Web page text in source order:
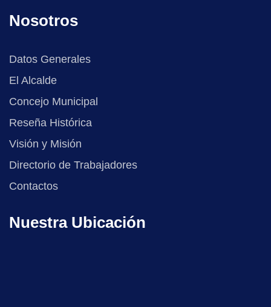
Nosotros
Datos Generales
El Alcalde
Concejo Municipal
Reseña Histórica
Visión y Misión
Directorio de Trabajadores
Contactos
Nuestra Ubicación